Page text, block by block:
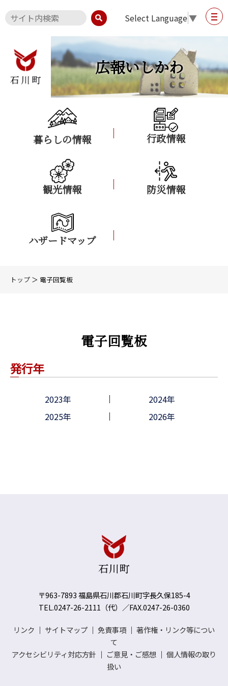
Select Language▼
広報いしかわ
暮らしの情報 行政情報
観光情報 防災情報
ハザードマップ
トップ ＞ 電子回覧板
電子回覧板
発行年
2023年
2024年
2025年
2026年
〒963-7893 福島県石川郡石川町字長久保185-4
TEL.0247-26-2111（代）／FAX.0247-26-0360
リンク ｜ サイトマップ ｜ 免責事項 ｜ 著作権・リンク等につい
て
アクセシビリティ対応方針 ｜ ご意見・ご感想 ｜ 個人情報の取り
扱い